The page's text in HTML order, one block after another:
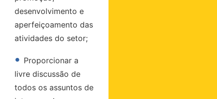
desenvolvimento e
aperfeiçoamento das
atividades do setor;
• Proporcionar a
livre discussão de
todos os assuntos de